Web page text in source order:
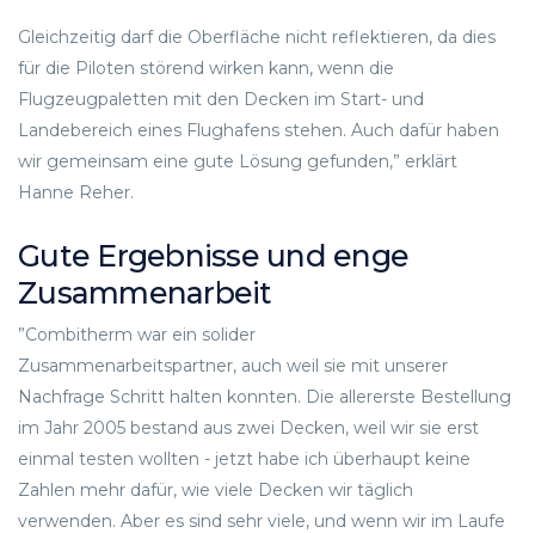
Gleichzeitig darf die Oberfläche nicht reflektieren, da dies
für die Piloten störend wirken kann, wenn die
Flugzeugpaletten mit den Decken im Start- und
Landebereich eines Flughafens stehen. Auch dafür haben
wir gemeinsam eine gute Lösung gefunden,” erklärt
Hanne Reher.
Gute Ergebnisse und enge
Zusammenarbeit
”Combitherm war ein solider
Zusammenarbeitspartner, auch weil sie mit unserer
Nachfrage Schritt halten konnten. Die allererste Bestellung
im Jahr 2005 bestand aus zwei Decken, weil wir sie erst
einmal testen wollten - jetzt habe ich überhaupt keine
Zahlen mehr dafür, wie viele Decken wir täglich
verwenden. Aber es sind sehr viele, und wenn wir im Laufe